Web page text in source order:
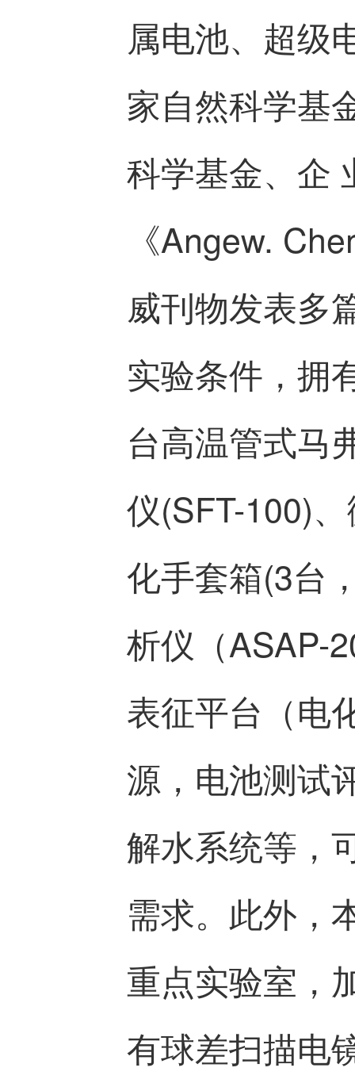
属电池、超级
家自然科学基
科学基金、企
《Angew.
威刊物发表多
实验条件，拥
台高温管式马
仪(SFT-100)
化手套箱(3台
析仪（ASAP-
表征平台（电
源，电池测试
解水系统等，
需求。此外，
重点实验室，
有球差扫描电